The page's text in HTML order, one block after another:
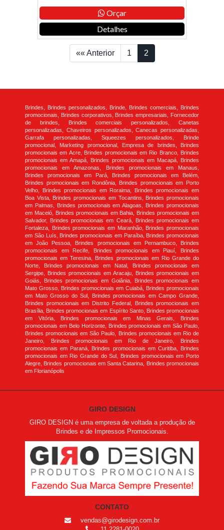
Orçar
Detalhes
«« Anterior 1 2
Brindes, Brindes personalizados, Brinde, Brindes comerciais, Brindes
promocionais, Brindes corporativos, Brindes empresariais, Fornecedor
de brindes, Brindes comerciais personalizados, Canetas
personalizadas, Chaveiros personalizados, Canecas personalizadas,
Garrafa personalizadas, Squeezes personalizados, Brinde
promocional, Marketing promocional, Empresa de brindes, Brindes
promocionais em Acre, Brindes promocionais em Rio Branco, Brindes
promocionais em Amapá, Brindes promocionais em Macapá, Brindes
promocionais em Amazonas, Brindes promocionais em Manaus,
Brindes promocionais em Pará, Brindes promocionais em Belém,
Brindes promocionais em Rondônia, Brindes promocionais em Porto
Velho, Brindes promocionais em Roraima, Brindes promocionais em
Boa Vista, Brindes promocionais em Tocantins, Brindes promocionais
em Palmas, Brindes promocionais em Alagoas, Brindes promocionais
em Maceió, Brindes promocionais em Bahia, Brindes promocionais em
Salvador, Brindes promocionais em Ceará, Brindes promocionais em
Fortaleza, Brindes promocionais em Maranhão, Brindes promocionais
em São Luís, Brindes promocionais em Paraíba, Brindes promocionais
em João Pessoa, Brindes promocionais em Pernambuco, Brindes
promocionais em Recife, Brindes promocionais em Piauí, Brindes
promocionais em Teresina, Brindes promocionais em Rio Grande do
Norte, Brindes promocionais em Natal, Brindes promocionais em
Sergipe, Brindes promocionais em Aracaju, Brindes promocionais em
Goiás, Brindes promocionais em Goiânia, Brindes promocionais em
Mato Grosso, Brindes promocionais em Cuiabá, Brindes promocionais
em Mato Grosso do Sul, Brindes promocionais em Campo Grande,
Brindes promocionais em Distrito Federal, Brindes promocionais em
Brasília, Brindes promocionais em Espírito Santo, Brindes promocionais
em Vitória, Brindes promocionais em Minas Gerais, Brindes
promocionais em Belo Horizonte, Brindes promocionais em São Paulo,
Brindes promocionais em São Paulo, Brindes promocionais em Rio de
Janeiro, Brindes promocionais em Rio de Janeiro, Brindes
promocionais em Paraná, Brindes promocionais em Curitiba, Brindes
promocionais em Rio Grande do Sul, Brindes promocionais em Porto
Alegre, Brindes promocionais em Santa Catarina, Brindes promocionais
em Florianópolis
GIRO DESIGN
GIRO DESIGN é uma empresa de voltada a produção de
Brindes e de Impressos Promocionais.
CONTATO
vendas@girodesign.com.br